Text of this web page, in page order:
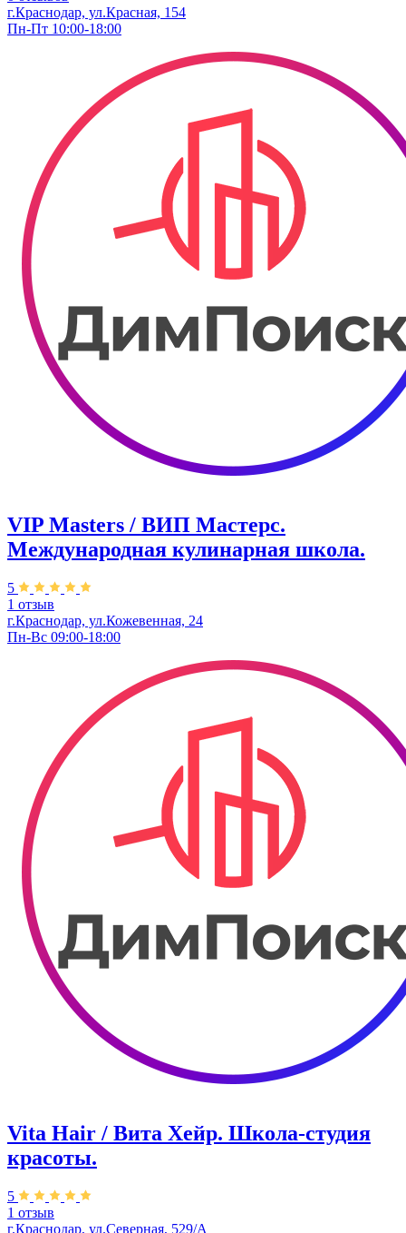
г.Краснодар, ул.Красная, 154
Пн-Пт 10:00-18:00
VIP Masters / ВИП Мастерс.
Международная кулинарная школа.
5
1 отзыв
г.Краснодар, ул.Кожевенная, 24
Пн-Вс 09:00-18:00
Vita Hair / Вита Хейр. Школа-студия
красоты.
5
1 отзыв
г.Краснодар, ул.Северная, 529/А